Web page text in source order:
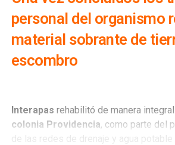
personal del organismo
material sobrante de
escombro
Interapas rehabilitó de manera
colonia Providencia, como parte del